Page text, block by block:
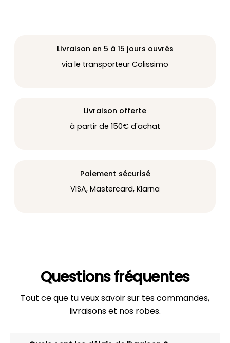
Livraison en 5 à 15 jours ouvrés
via le transporteur Colissimo
Livraison offerte
à partir de 150€ d'achat
Paiement sécurisé
VISA, Mastercard, Klarna
Questions fréquentes
Tout ce que tu veux savoir sur tes commandes,
livraisons et nos robes.